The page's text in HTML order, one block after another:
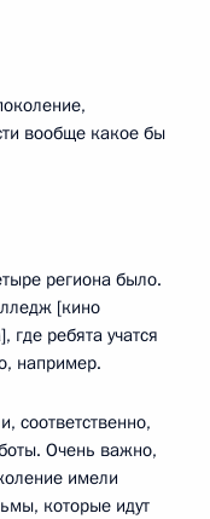
вообще какое бы
региона было.
[кино
ребята учатся
например.
соответственно,
Очень важно,
имели
которые идут